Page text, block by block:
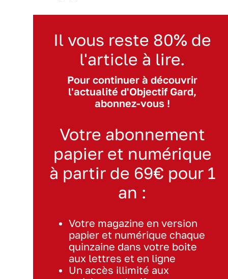
Il vous reste 80% de
l'article à lire.
Pour continuer à découvrir
l'actualité d'Objectif Gard,
abonnez-vous !
Votre abonnement
papier et numérique
à partir de 69€ pour 1
an :
Votre magazine en version
papier et numérique chaque
quinzaine dans votre boite
aux lettres et en ligne
Un accès illimité aux